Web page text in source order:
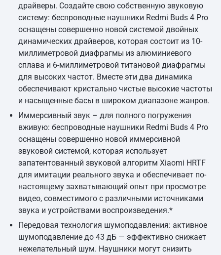
драйверы. Создайте свою собственную звуковую
систему: беспроводные наушники Redmi Buds 4 Pro
оснащены совершенно новой системой двойных
динамических драйверов, которая состоит из 10-
миллиметровой диафрагмы из алюминиевого
сплава и 6-миллиметровой титановой диафрагмы
для высоких частот. Вместе эти два динамика
обеспечивают кристально чистые высокие частоты
и насыщенные басы в широком диапазоне жанров.
Иммерсивный звук – для полного погружения
вживую: беспроводные наушники Redmi Buds 4 Pro
оснащены совершенно новой иммерсивной
звуковой системой, которая использует
запатентованный звуковой алгоритм Xiaomi HRTF
для имитации реального звука и обеспечивает по-
настоящему захватывающий опыт при просмотре
видео, совместимого с различными источниками
звука и устройствами воспроизведения.*
Передовая технология шумоподавления: активное
шумоподавление до 43 дБ — эффективно снижает
нежелательный шум. Наушники могут снизить